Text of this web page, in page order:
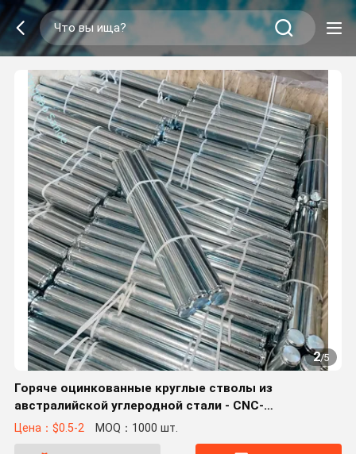
2/5
Горяче оцинкованные круглые стволы из
австралийской углеродной стали - CNC-
обработанные промышленных роликовых
стержней с настраиваемой длиной
Цена：$0.5-2 MOQ：1000 шт.